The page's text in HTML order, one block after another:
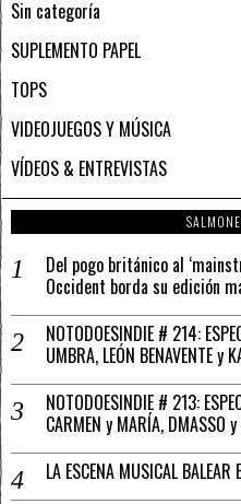
Sin categoría
SUPLEMENTO PAPEL
TOPS
VIDEOJUEGOS Y MÚSICA
VÍDEOS & ENTREVISTAS
Del pogo británico al
Occident borda su edición
NOTODOESINDIE # 214:
UMBRA, LEÓN BENAVENTE y
NOTODOESINDIE # 213:
CARMEN y MARÍA, DMASSO
LA ESCENA MUSICAL